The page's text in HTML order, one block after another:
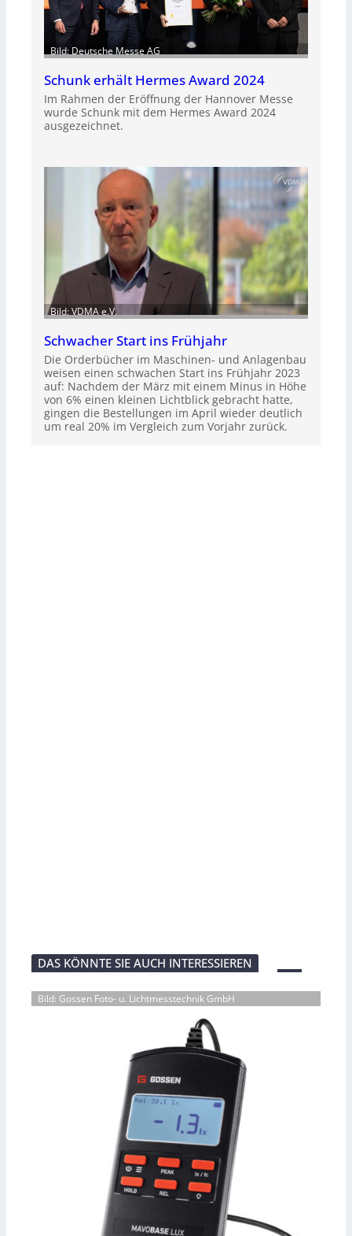
Bild: Deutsche Messe AG
Schunk erhält Hermes Award 2024
Im Rahmen der Eröffnung der Hannover Messe
wurde Schunk mit dem Hermes Award 2024
ausgezeichnet.
Bild: VDMA e.V.
Schwacher Start ins Frühjahr
Die Orderbücher im Maschinen- und Anlagenbau
weisen einen schwachen Start ins Frühjahr 2023
auf: Nachdem der März mit einem Minus in Höhe
von 6% einen kleinen Lichtblick gebracht hatte,
gingen die Bestellungen im April wieder deutlich
um real 20% im Vergleich zum Vorjahr zurück.
DAS KÖNNTE SIE AUCH INTERESSIEREN
Bild: Gossen Foto- u. Lichtmesstechnik GmbH